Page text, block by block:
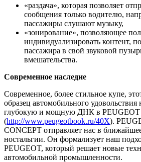
«раздача», которая позволяет
сообщения только водителю,
пассажиры слушают музыку,
«зонирование», позволяющее
индивидуализировать контент,
пассажира в свой звуковой
вмешательства.
Современное наследие
Современное, более стильное купе,
образец автомобильного
глубокую и мощную ДНК в PEUGEOT
(http://www.peugeotbook.ru/40X).
CONCEPT отправляет нас в
ностальгии. Он формализует наш
PEUGEOT, который решает новые
автомобильной промышленности.